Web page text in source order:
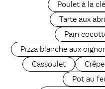
Poulet à la
Tarte aux
Pain
Pizza blanche aux
Cassoulet
Pot au